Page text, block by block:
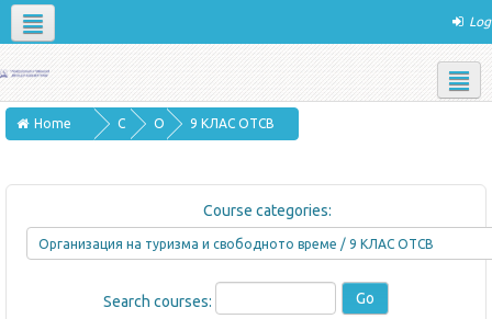
Home C
u
s
s
О
г
н
з
9 КЛАС ОТСВ
Course categories:
Search courses: